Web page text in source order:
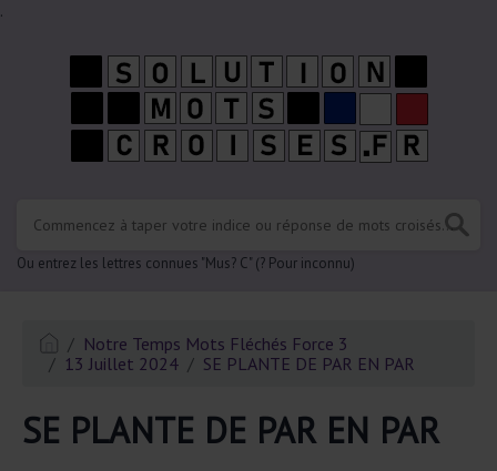
.
Ou entrez les lettres connues "Mus? C" (? Pour inconnu)
Notre Temps Mots Fléchés Force 3
13 Juillet 2024
SE PLANTE DE PAR EN PAR
SE PLANTE DE PAR EN PAR